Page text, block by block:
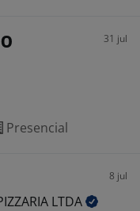
31 jul
Presencial
8 jul
LTDA